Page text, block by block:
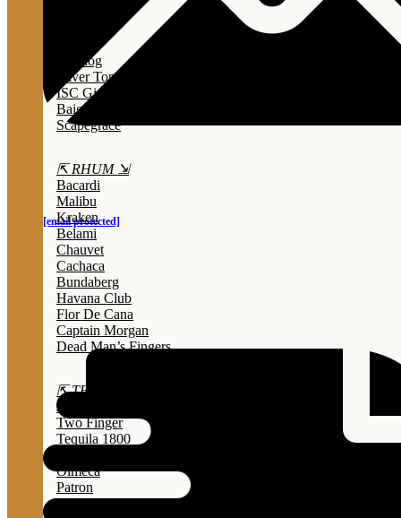
[email protected]
Bulldog
Silver Top
ISC Gin
Baigur
Scapegrace
⇱ RHUM ⇲
Bacardi
Malibu
Kraken
Belami
Chauvet
Cachaca
Bundaberg
Havana Club
Flor De Cana
Captain Morgan
Dead Man’s Fingers
⇱ TEQUILA ⇲
Jose Cuervo
Two Finger
Tequila 1800
Olmeca
Patron
Sauza